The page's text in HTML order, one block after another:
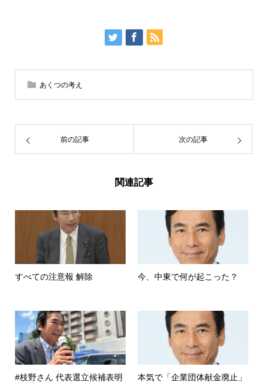
あくつの考え
前の記事 次の記事
関連記事
すべての注意報 解除 今、中東で何が起こった？
#枝野さん 代表選立候補表明
本気で「企業団体献金廃止」